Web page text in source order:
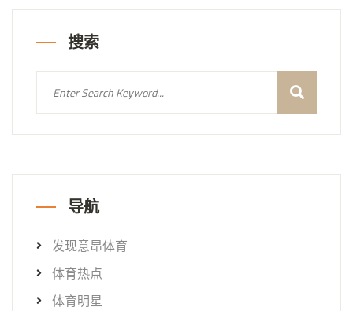
搜索
导航
发现意昂体育
体育热点
体育明星